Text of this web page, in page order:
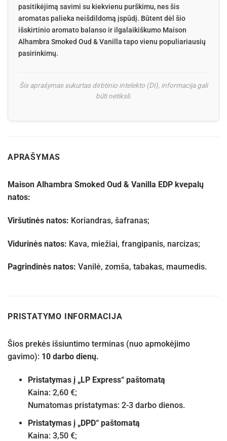
pasitikėjimą savimi su kiekvienu purškimu, nes šis
aromatas palieka neišdildomą įspūdį. Būtent dėl šio
išskirtinio aromato balanso ir ilgalaikiškumo Maison
Alhambra Smoked Oud & Vanilla tapo vienu populiariausių
pasirinkimų.
Šis aprašymas sukurtas dirbtinio intelekto (DI), informacija gali
būti netiksli.
APRAŠYMAS
Maison Alhambra Smoked Oud & Vanilla EDP kvepalų
natos:
Viršutinės natos: Koriandras, šafranas;
Vidurinės natos: Kava, miežiai, frangipanis, narcizas;
Pagrindinės natos: Vanilė, zomša, tabakas, maumedis.
PRISTATYMO INFORMACIJA
Šios prekės išsiuntimo terminas (nuo apmokėjimo
gavimo): 10 darbo dienų.
Pristatymas į „LP Express“ paštomatą
Kaina: 2,60 €;
Numatomas pristatymas: 2-3 darbo dienos.
Pristatymas į „DPD“ paštomatą
Kaina: 3,50 €;